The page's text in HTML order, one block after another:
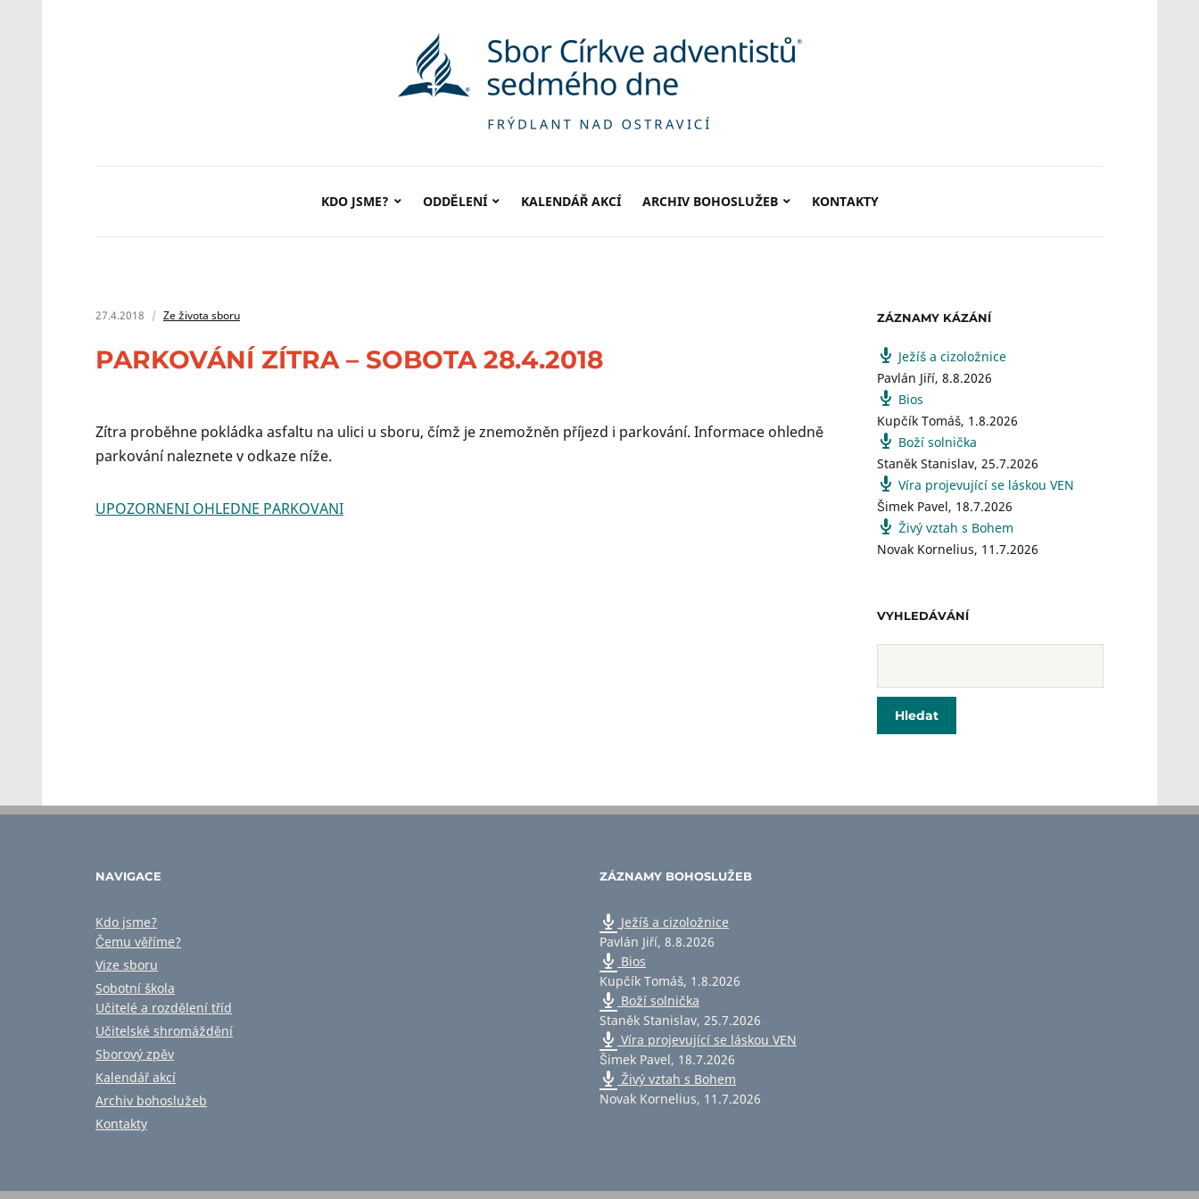
KDO JSME? ODDĚLENÍ KALENDÁŘ AKCÍ ARCHIV BOHOSLUŽEB KONTAKTY
27.4.2018 Ze života sboru
PARKOVÁNÍ ZÍTRA – SOBOTA 28.4.2018
Zítra proběhne pokládka asfaltu na ulici u sboru, čímž je znemožněn příjezd i parkování. Informace ohledně
parkování naleznete v odkaze níže.
UPOZORNENI OHLEDNE PARKOVANI
ZÁZNAMY KÁZÁNÍ
Ježíš a cizoložnice
Pavlán Jiří,8.8.2026
Bios
Kupčík Tomáš, 1.8.2026
Boží solnička
Staněk Stanislav,25.7.2026
Víra projevující se láskou VEN
Šimek Pavel, 18.7.2026
Živý vztah s Bohem
Novak Kornelius, 11.7.2026
VYHLEDÁVÁNÍ
NAVIGACE
Kdo jsme?
Čemu věříme?
Vize sboru
Sobotní škola
Učitelé a rozdělení tříd
Učitelské shromáždění
Sborový zpěv
Kalendář akcí
Archiv bohoslužeb
Kontakty
ZÁZNAMY BOHOSLUŽEB
Ježíš a cizoložnice
Pavlán Jiří, 8.8.2026
Bios
Kupčík Tomáš, 1.8.2026
Boží solnička
Staněk Stanislav, 25.7.2026
Víra projevující se láskou VEN
Šimek Pavel, 18.7.2026
Živý vztah s Bohem
Novak Kornelius, 11.7.2026